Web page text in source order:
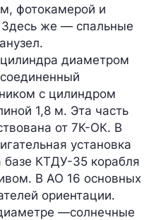
фотокамерой и
же — спальные
диаметром
с цилиндром
1,8 м. Эта часть
от 7К-ОК. В
установка
КТДУ-35 корабля
В АО 16 основных
ориентации.
—солнечные